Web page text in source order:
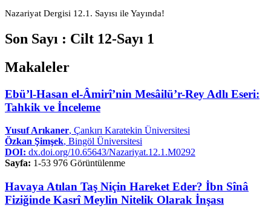
Nazariyat Dergisi 12.1. Sayısı ile Yayında!
Son Sayı : Cilt 12-Sayı 1
Makaleler
Ebü’l-Hasan el-Âmirî’nin Mesâilü’r-Rey Adlı Eseri:
Tahkik ve İnceleme
Yusuf Arıkaner, Çankırı Karatekin Üniversitesi
Özkan Şimşek, Bingöl Üniversitesi
DOI: dx.doi.org/10.65643/Nazariyat.12.1.M0292
Sayfa: 1-53 976 Görüntülenme
Havaya Atılan Taş Niçin Hareket Eder? İbn Sînâ
Fiziğinde Kasrî Meylin Nitelik Olarak İnşası